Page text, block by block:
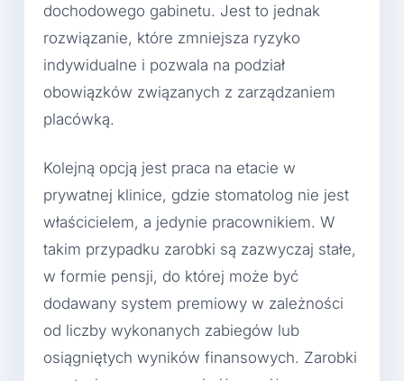
dochodowego gabinetu. Jest to jednak
rozwiązanie, które zmniejsza ryzyko
indywidualne i pozwala na podział
obowiązków związanych z zarządzaniem
placówką.
Kolejną opcją jest praca na etacie w
prywatnej klinice, gdzie stomatolog nie jest
właścicielem, a jedynie pracownikiem. W
takim przypadku zarobki są zazwyczaj stałe,
w formie pensji, do której może być
dodawany system premiowy w zależności
od liczby wykonanych zabiegów lub
osiągniętych wyników finansowych. Zarobki